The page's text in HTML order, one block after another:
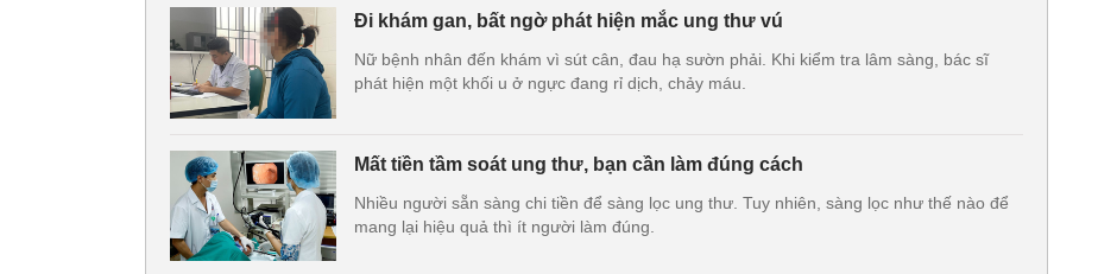
Đi khám gan, bất ngờ phát hiện mắc ung thư vú
Nữ bệnh nhân đến khám vì sút cân, đau hạ sườn phải. Khi kiểm tra lâm sàng, bác sĩ
phát hiện một khối u ở ngực đang rỉ dịch, chảy máu.
Mất tiền tầm soát ung thư, bạn cần làm đúng cách
Nhiều người sẵn sàng chi tiền để sàng lọc ung thư. Tuy nhiên, sàng lọc như thế nào để
mang lại hiệu quả thì ít người làm đúng.